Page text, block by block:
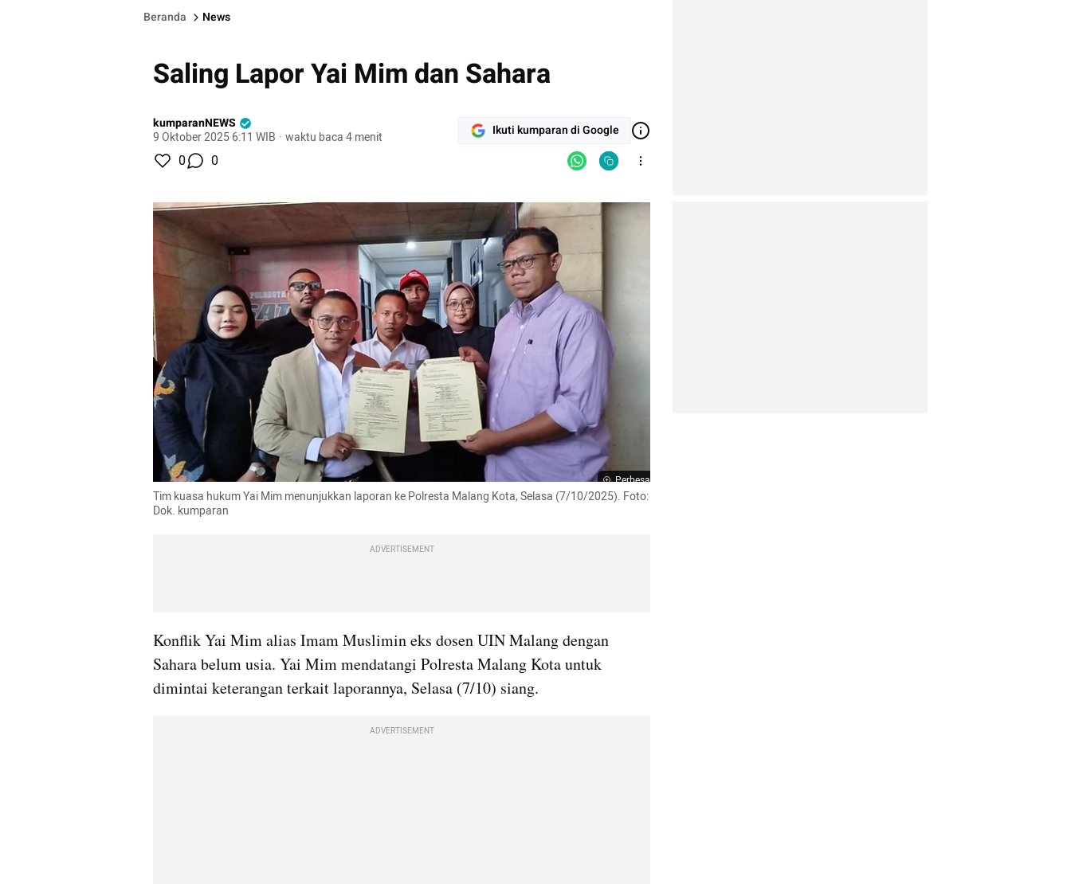
Beranda News
Saling Lapor Yai Mim dan Sahara
kumparanNEWS
9 Oktober 2025 6:11 WIB · waktu baca 4 menit Ikuti kumparan di Google
0 0
Perbesar
Tim kuasa hukum Yai Mim menunjukkan laporan ke Polresta Malang Kota, Selasa (7/10/2025). Foto:
Dok. kumparan
ADVERTISEMENT
Konflik Yai Mim alias Imam Muslimin eks dosen UIN Malang dengan
Sahara belum usia. Yai Mim mendatangi Polresta Malang Kota untuk
dimintai keterangan terkait laporannya, Selasa (7/10) siang.
ADVERTISEMENT